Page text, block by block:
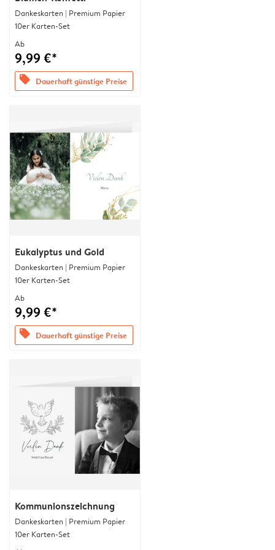
Dankeskarten | Premium Papier
10er Karten-Set
Ab
9,99 €*
offers Dauerhaft günstige Preise
Eukalyptus und Gold
Dankeskarten | Premium Papier
10er Karten-Set
Ab
9,99 €*
offers Dauerhaft günstige Preise
Kommunionszeichnung
Dankeskarten | Premium Papier
10er Karten-Set